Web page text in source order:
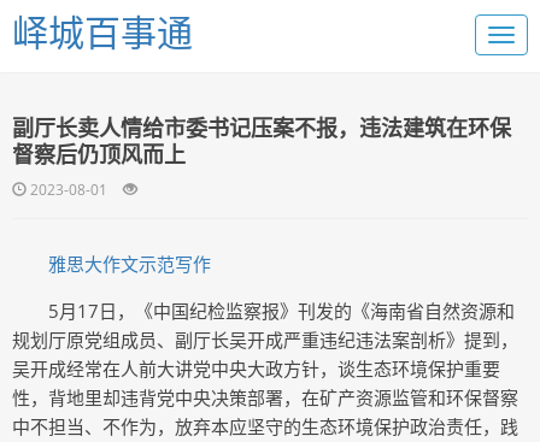
峄城百事通
副厅长卖人情给市委书记压案不报，违法建筑在环保
督察后仍顶风而上
2023-08-01
雅思大作文示范写作
5月17日，《中国纪检监察报》刊发的《海南省自然资源和
规划厅原党组成员、副厅长吴开成严重违纪违法案剖析》提到，
吴开成经常在人前大讲党中央大政方针，谈生态环境保护重要
性，背地里却违背党中央决策部署，在矿产资源监管和环保督察
中不担当、不作为，放弃本应坚守的生态环境保护政治责任，践